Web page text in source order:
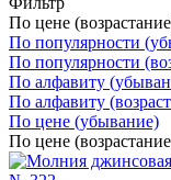
По цене
По популярности
По популярности
По алфавиту
По алфавиту
По цене (убывание)
По цене